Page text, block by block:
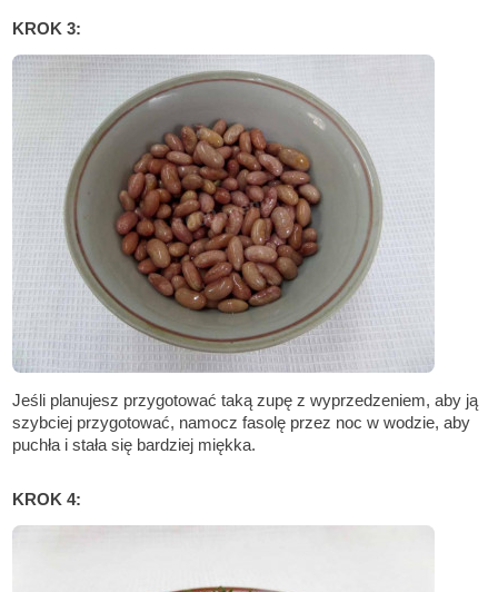
KROK 3:
Jeśli planujesz przygotować taką zupę z wyprzedzeniem, aby ją
szybciej przygotować, namocz fasolę przez noc w wodzie, aby
puchła i stała się bardziej miękka.
KROK 4: